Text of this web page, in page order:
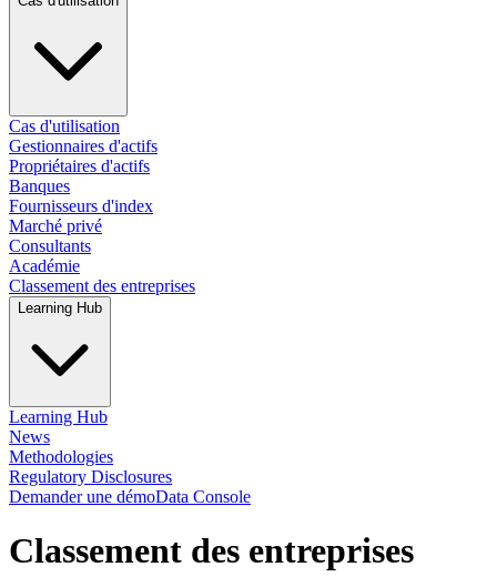
Cas d'utilisation
Gestionnaires d'actifs
Propriétaires d'actifs
Banques
Fournisseurs d'index
Marché privé
Consultants
Académie
Classement des entreprises
Learning Hub
Learning Hub
News
Methodologies
Regulatory Disclosures
Demander une démoData Console
Classement des entreprises